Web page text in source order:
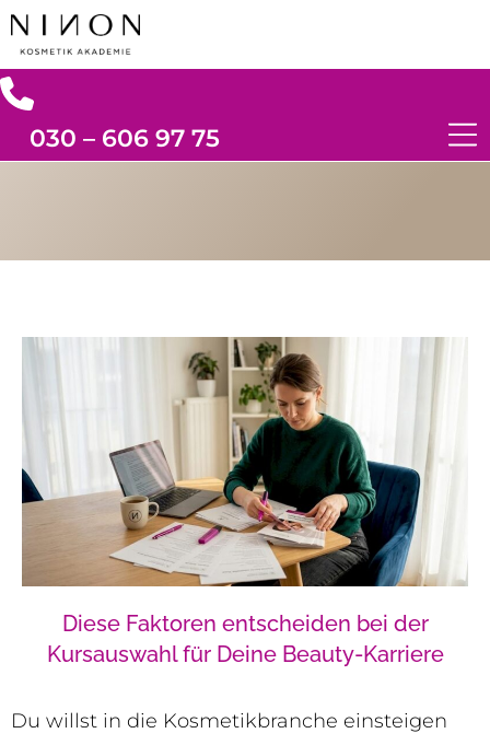
030 – 606 97 75
Diese Faktoren entscheiden bei der
Kursauswahl für Deine Beauty-Karriere
Du willst in die Kosmetikbranche einsteigen